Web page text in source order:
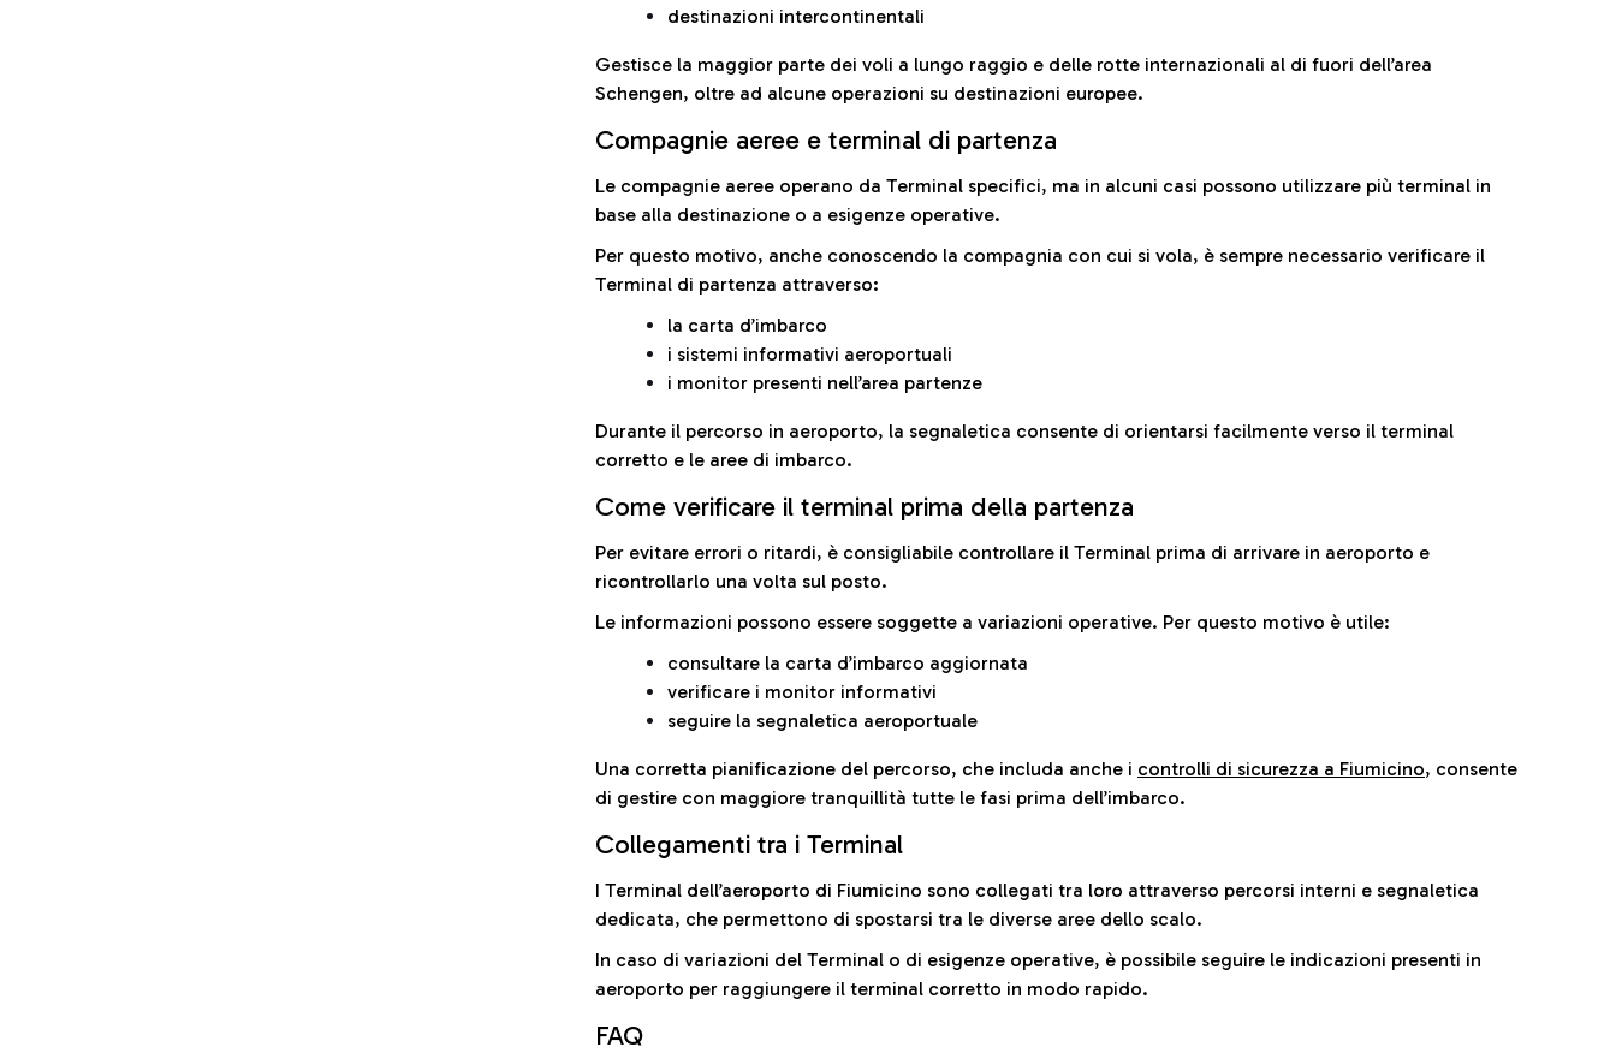
destinazioni intercontinentali
Gestisce la maggior parte dei voli a lungo raggio e delle rotte internazionali al di fuori dell’area
Schengen, oltre ad alcune operazioni su destinazioni europee.
Compagnie aeree e terminal di partenza
Le compagnie aeree operano da Terminal specifici, ma in alcuni casi possono utilizzare più terminal in
base alla destinazione o a esigenze operative.
Per questo motivo, anche conoscendo la compagnia con cui si vola, è sempre necessario verificare il
Terminal di partenza attraverso:
la carta d’imbarco
i sistemi informativi aeroportuali
i monitor presenti nell’area partenze
Durante il percorso in aeroporto, la segnaletica consente di orientarsi facilmente verso il terminal
corretto e le aree di imbarco.
Come verificare il terminal prima della partenza
Per evitare errori o ritardi, è consigliabile controllare il Terminal prima di arrivare in aeroporto e
ricontrollarlo una volta sul posto.
Le informazioni possono essere soggette a variazioni operative. Per questo motivo è utile:
consultare la carta d’imbarco aggiornata
verificare i monitor informativi
seguire la segnaletica aeroportuale
Una corretta pianificazione del percorso, che includa anche i controlli di sicurezza a Fiumicino, consente
di gestire con maggiore tranquillità tutte le fasi prima dell’imbarco.
Collegamenti tra i Terminal
I Terminal dell’aeroporto di Fiumicino sono collegati tra loro attraverso percorsi interni e segnaletica
dedicata, che permettono di spostarsi tra le diverse aree dello scalo.
In caso di variazioni del Terminal o di esigenze operative, è possibile seguire le indicazioni presenti in
aeroporto per raggiungere il terminal corretto in modo rapido.
FAQ